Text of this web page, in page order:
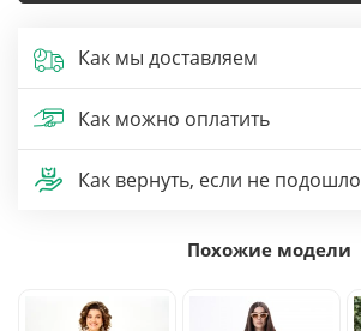
Как мы доставляем
Как можно оплатить
Как вернуть, если не подошло
Похожие модели